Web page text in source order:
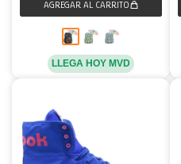
LLEGA HOY MVD